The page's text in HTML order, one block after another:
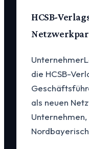
HCSB-
die HCSB-
als neuen